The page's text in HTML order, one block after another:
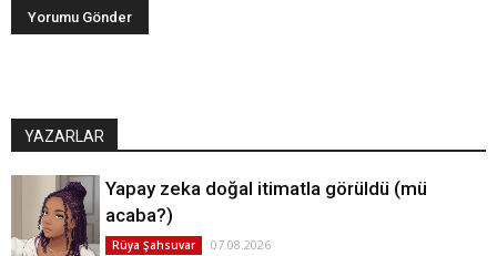
YAZARLAR
Yapay zeka doğal itimatla görüldü (mü
acaba?)
Rüya Şahsuvar 07.08.2026